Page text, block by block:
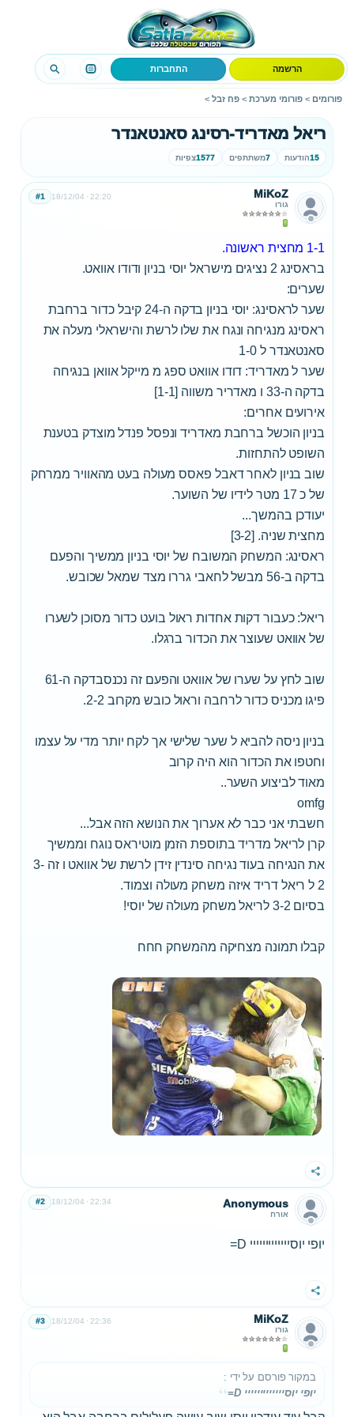
הרשמה התחברות
פורומים > פורומי מערכת > פח זבל >
ריאל מאדריד-רסינג סאנטאנדר
15הודעות 7משתתפים 1577צפיות
MiKoZ
גורו
18/12/04 22:20
#1
1-1 מחצית ראשונה.
בראסינג 2 נציגים מישראל יוסי בניון ודודו אוואט.
שערים:
שער לראסינג: יוסי בניון בדקה ה-24 קיבל כדור ברחבת
ראסינג מנגיחה ונגח את שלו לרשת והישראלי מעלה את
סאנטאנדר ל 1-0
שער ל מאדריד: דודו אוואט ספג מ מייקל אוואן בנגיחה
בדקה ה-33 ו מאדריר משווה [1-1]
אירועים אחרים:
בניון הוכשל ברחבת מאדריד ונפסל פנדל מוצדק בטענת
השופט להתחזות.
שוב בניון לאחר דאבל פאסס מעולה בעט מהאוויר ממרחק
של כ 17 מטר לידיו של השוער.
יעודכן בהמשך...
מחצית שניה. [3-2]
ראסינג: המשחק המשובח של יוסי בניון ממשיך והפעם
בדקה ב-56 מבשל לחאבי גררו מצד שמאל שכובש.
ריאל: כעבור דקות אחדות ראול בועט כדור מסוכן לשערו
של אוואט שעוצר את הכדור ברגלו.
שוב לחץ על שערו של אוואט והפעם זה נכנסבדקה ה-61
פיגו מכניס כדור לרחבה וראול כובש מקרוב 2-2.
בניון ניסה להביא ל שער שלישי אך לקח יותר מדי על עצמו
וחטפו את הכדור הוא היה קרוב
מאוד לביצוע השער..
omfg
חשבתי אני כבר לא אערוך את הנושא הזה אבל...
קרן לריאל מדריד בתוספת הזמן מוטיראס נוגח וממשיך
את הנגיחה בעוד נגיחה סינדין זידן לרשת של אוואט ו זה 3-
2 ל ריאל דריד איזה משחק מעולה וצמוד.
בסיום 3-2 לריאל משחק מעולה של יוסי!
קבלו תמונה מצחיקה מהמשחק חחח
.
שתף
Anonymous
אורח
18/12/04 22:34
#2
יופי יוסייייייייייייי D=
שתף
MiKoZ
גורו
18/12/04 22:36
#3
במקור פורסם על ידי :
יופי יוסייייייייייייי D=